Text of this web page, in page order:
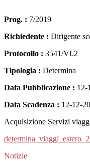
Prog. : 7/2019
Richiedente : Dirigente
Protocollo : 3541/VI.2
Tipologia : Determina
Data Pubblicazione : 12-
Data Scadenza : 12-12-
Acquisizione Servizi
Notizie